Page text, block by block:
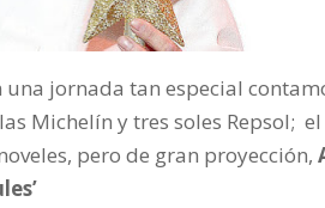
una jornada tan especial
Michelín y tres soles Repsol;
pero de gran proyección,